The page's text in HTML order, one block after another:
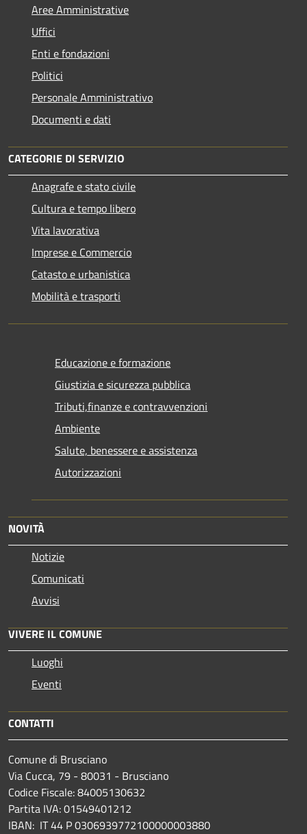
Aree Amministrative
Uffici
Enti e fondazioni
Politici
Personale Amministrativo
Documenti e dati
CATEGORIE DI SERVIZIO
Anagrafe e stato civile
Cultura e tempo libero
Vita lavorativa
Imprese e Commercio
Catasto e urbanistica
Mobilità e trasporti
Educazione e formazione
Giustizia e sicurezza pubblica
Tributi,finanze e contravvenzioni
Ambiente
Salute, benessere e assistenza
Autorizzazioni
NOVITÀ
Notizie
Comunicati
Avvisi
VIVERE IL COMUNE
Luoghi
Eventi
CONTATTI
Comune di Brusciano
Via Cucca, 79 - 80031 - Brusciano
Codice Fiscale: 84005130632
Partita IVA: 01549401212
IBAN: IT 44 P 0306939772100000003880